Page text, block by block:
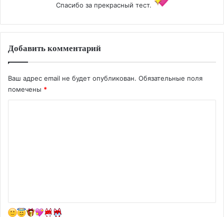
Спасибо за прекрасный тест.
Добавить комментарий
Ваш адрес email не будет опубликован. Обязательные поля
помечены *
а